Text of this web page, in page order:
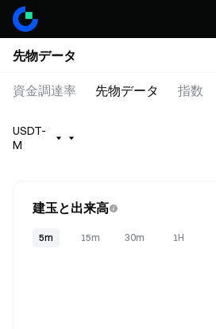
先物データ
資金調達率 先物データ 指数
USDT-
M
建玉と出来高
5m 15m 30m 1H